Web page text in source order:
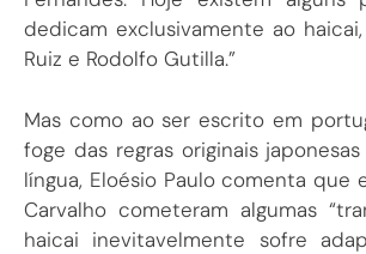
dedicam exclusivamente ao
Ruiz e Rodolfo Gutilla.”
Mas como ao ser escrito em
foge das regras originais
língua, Eloésio Paulo comenta que
Carvalho cometeram algumas
haicai inevitavelmente sofre